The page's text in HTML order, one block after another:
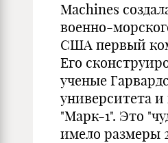
Machines
военно-
США первый
Его
ученые
университета и
"Марк-1". Это
имело размеры